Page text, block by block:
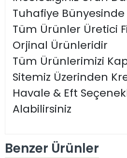
Tuhafiye Bünyesinde
Tüm Ürünler Üretici
Orjinal Ürünleridir
Tüm Ürünlerimizi
Sitemiz Üzerinden
Havale & Eft
Alabilirsiniz
Benzer Ürünler